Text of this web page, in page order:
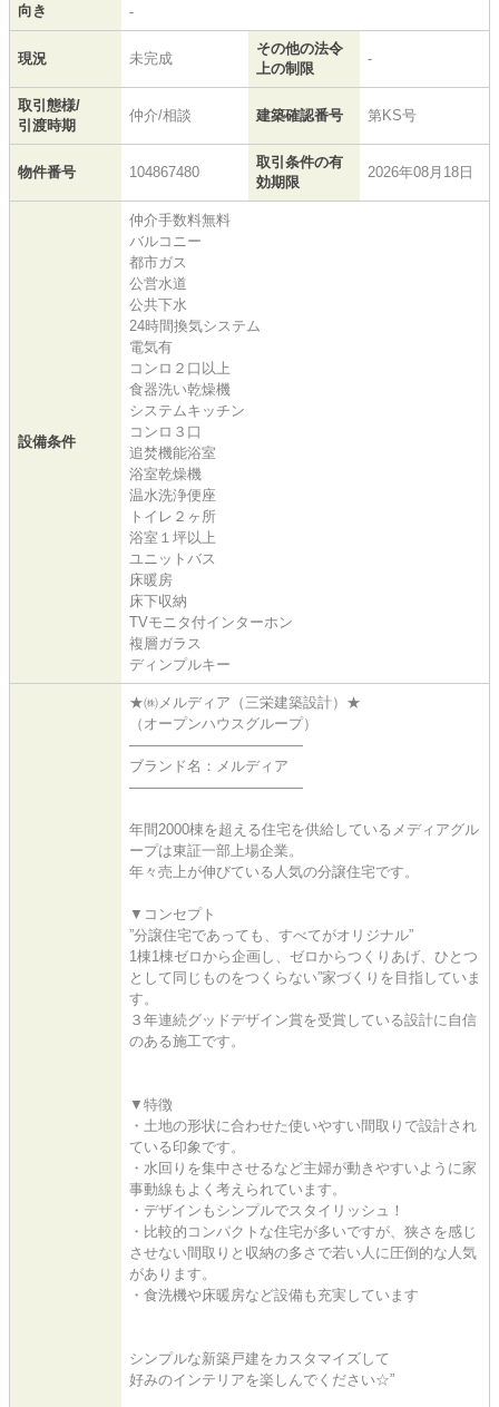
向き -
現況 未完成
その他の法令
上の制限
-
取引態様/
引渡時期
仲介/相談 建築確認番号 第KS号
物件番号 104867480
取引条件の有
効期限
2026年08月18日
設備条件
仲介手数料無料
バルコニー
都市ガス
公営水道
公共下水
24時間換気システム
電気有
コンロ２口以上
食器洗い乾燥機
システムキッチン
コンロ３口
追焚機能浴室
浴室乾燥機
温水洗浄便座
トイレ２ヶ所
浴室１坪以上
ユニットバス
床暖房
床下収納
TVモニタ付インターホン
複層ガラス
ディンプルキー
★㈱メルディア（三栄建築設計）★
（オープンハウスグループ）
――――――――――――
ブランド名：メルディア
――――――――――――
年間2000棟を超える住宅を供給しているメディアグル
ープは東証一部上場企業。
年々売上が伸びている人気の分譲住宅です。
▼コンセプト
”分譲住宅であっても、すべてがオリジナル”
1棟1棟ゼロから企画し、ゼロからつくりあげ、ひとつ
として同じものをつくらない”家づくりを目指していま
す。
３年連続グッドデザイン賞を受賞している設計に自信
のある施工です。
▼特徴
・土地の形状に合わせた使いやすい間取りで設計され
ている印象です。
・水回りを集中させるなど主婦が動きやすいように家
事動線もよく考えられています。
・デザインもシンプルでスタイリッシュ！
・比較的コンパクトな住宅が多いですが、狭さを感じ
させない間取りと収納の多さで若い人に圧倒的な人気
があります。
・食洗機や床暖房など設備も充実しています
シンプルな新築戸建をカスタマイズして
好みのインテリアを楽しんでください☆”